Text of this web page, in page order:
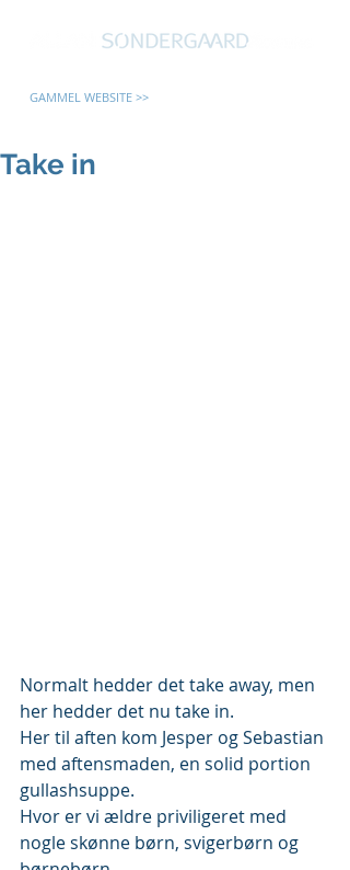
GAMMEL WEBSITE >>
Take in
Normalt hedder det take away, men
her hedder det nu take in.
Her til aften kom Jesper og Sebastian
med aftensmaden, en solid portion
gullashsuppe.
Hvor er vi ældre priviligeret med
nogle skønne børn, svigerbørn og